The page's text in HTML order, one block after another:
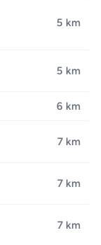
5 km
5 km
6 km
7 km
7 km
7 km